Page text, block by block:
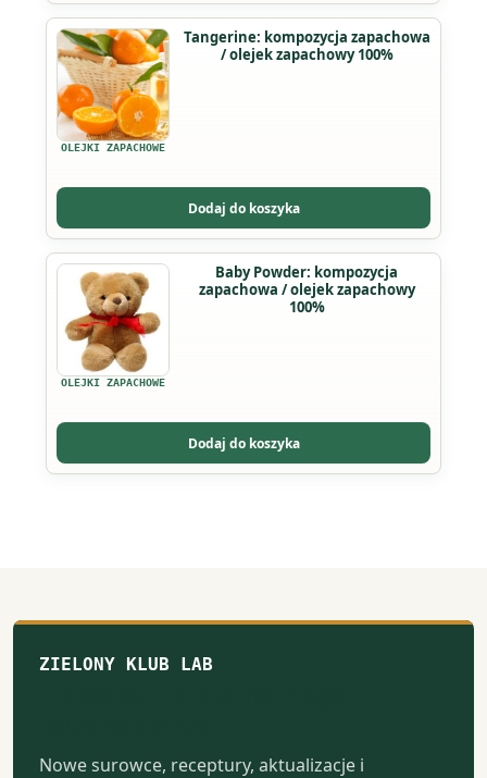
na
stronie
produktu
OLEJKI ZAPACHOWE
Tangerine: kompozycja zapachowa
/ olejek zapachowy 100%
Dodaj do koszyka
Ten
produkt
ma
wiele
wariantów.
można
wybrać
na
stronie
produktu
OLEJKI ZAPACHOWE
Baby Powder: kompozycja
zapachowa / olejek zapachowy
100%
Dodaj do koszyka
Ten
produkt
ma
wiele
wariantów.
można
wybrać
ZIELONY KLUB LAB
Nowe surowce, receptury, aktualizacje i